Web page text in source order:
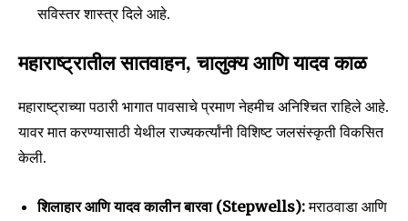
सविस्तर शास्त्र दिले आहे.
महाराष्ट्रातील सातवाहन, चालुक्य आणि यादव काळ
महाराष्ट्राच्या पठारी भागात पावसाचे प्रमाण नेहमीच अनिश्चित राहिले आहे.
यावर मात करण्यासाठी येथील राज्यकर्त्यांनी विशिष्ट जलसंस्कृती विकसित
केली.
शिलाहार आणि यादव कालीन बारवा (Stepwells):मराठवाडा आणि